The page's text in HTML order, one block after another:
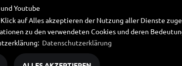
Youtube
auf Alles akzeptieren der Nutzung aller Dienste
zu den verwendeten Cookies und deren
Datenschutzerklärung